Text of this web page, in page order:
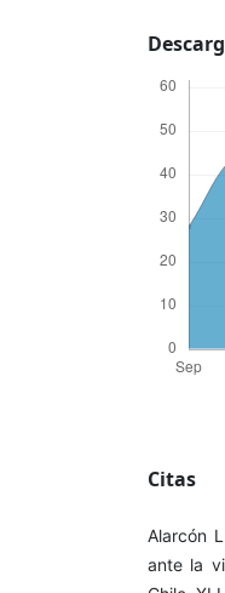
Citas
Alarcón
ante la